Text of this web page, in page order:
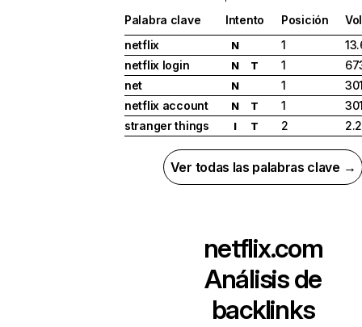
Palabra clave Intento Posición
netflix
N 1
netflix login
N T 1
net
N 1
netflix account
N T 1
stranger things
I T 2
Ver todas las palabras clave →
netflix.com
Análisis de
backlinks